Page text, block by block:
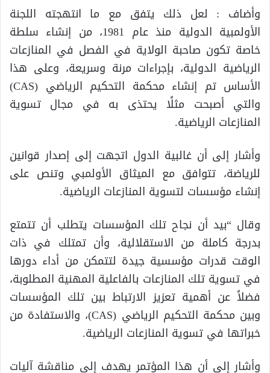
وأضاف : لعل ذلك يتفق مع ما انتهجته اللجنة
الأولمبية الدولية منذ عام 1981، من إنشاء سلطة
خاصة تكون صاحبة الولاية في الفصل في المنازعات
الرياضية الدولية، بإجراءات مرنة وسريعة، وعلى هذا
الأساس تم إنشاء محكمة التحكيم الرياضي (CAS)
والتي أصبحت مثلًا يحتذى به في مجال تسوية
المنازعات الرياضية.
وأشار إلى أن غالبية الدول اتجهت إلى إصدار قوانين
للرياضة، تتوافق مع الميثاق الأولمبي وتنص على
إنشاء مؤسسات لتسوية المنازعات الرياضية.
وقال “بيد أن نجاح تلك المؤسسات يتطلب أن تتمتع
بدرجة كاملة من الاستقلالية، وأن تمتلك في ذات
الوقت قدرات مؤسسية جيدة لتتمكن من أداء دورها
في تسوية تلك المنازعات بالفاعلية المهنية المطلوبة،
فضلاً عن أهمية تعزيز الارتباط بين تلك المؤسسات
وبين محكمة التحكيم الرياضي (CAS)، والاستفادة من
خبراتها في تسوية المنازعات الرياضية.
وأشار إلى أن هذا المؤتمر يهدف إلى مناقشة آليات